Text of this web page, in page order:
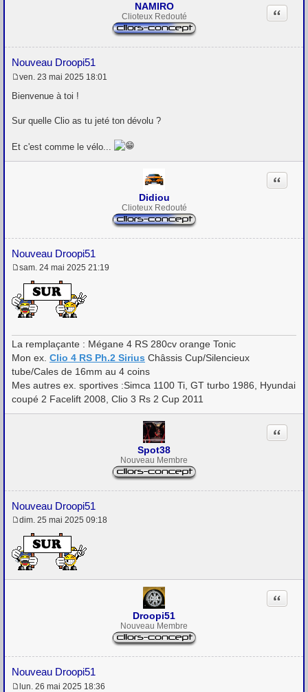
NAMIRO
Clioteux Redouté
Nouveau Droopi51
Citation
e
a
e
ven. 23 mai 2025 18:01
Bienvenue à toi !
Sur quelle Clio as tu jeté ton dévolu ?
Et c'est comme le vélo...
Didiou
Clioteux Redouté
Nouveau Droopi51
Citation
e
s
s
a
e
sam. 24 mai 2025 21:19
La remplaçante : Mégane 4 RS 280cv orange Tonic
Mon ex. Clio 4 RS Ph.2 Sirius Châssis Cup/Silencieux
tube/Cales de 16mm au 4 coins
Mes autres ex. sportives :Simca 1100 Ti, GT turbo 1986, Hyundai
coupé 2 Facelift 2008, Clio 3 Rs 2 Cup 2011
Spot38
Nouveau Membre
Nouveau Droopi51
Citation
e
s
s
a
dim. 25 mai 2025 09:18
Droopi51
Nouveau Membre
Nouveau Droopi51
Citation
lun. 26 mai 2025 18:36